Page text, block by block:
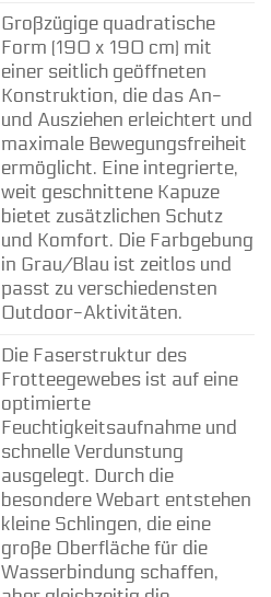
Großzügige quadratische
Form (190 x 190 cm) mit
einer seitlich geöffneten
Konstruktion, die das An-
und Ausziehen erleichtert und
maximale Bewegungsfreiheit
ermöglicht. Eine integrierte,
weit geschnittene Kapuze
bietet zusätzlichen Schutz
und Komfort. Die Farbgebung
in Grau/Blau ist zeitlos und
passt zu verschiedensten
Outdoor-Aktivitäten.
Die Faserstruktur des
Frotteegewebes ist auf eine
optimierte
Feuchtigkeitsaufnahme und
schnelle Verdunstung
ausgelegt. Durch die
besondere Webart entstehen
kleine Schlingen, die eine
große Oberfläche für die
Wasserbindung schaffen,